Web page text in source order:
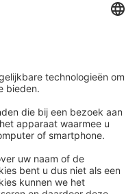
Meer
HR Academy
HR Podcast
CHRO
HR Day